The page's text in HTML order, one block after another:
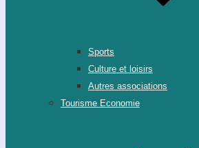
Sports
Culture et loisirs
Autres associations
Tourisme Economie